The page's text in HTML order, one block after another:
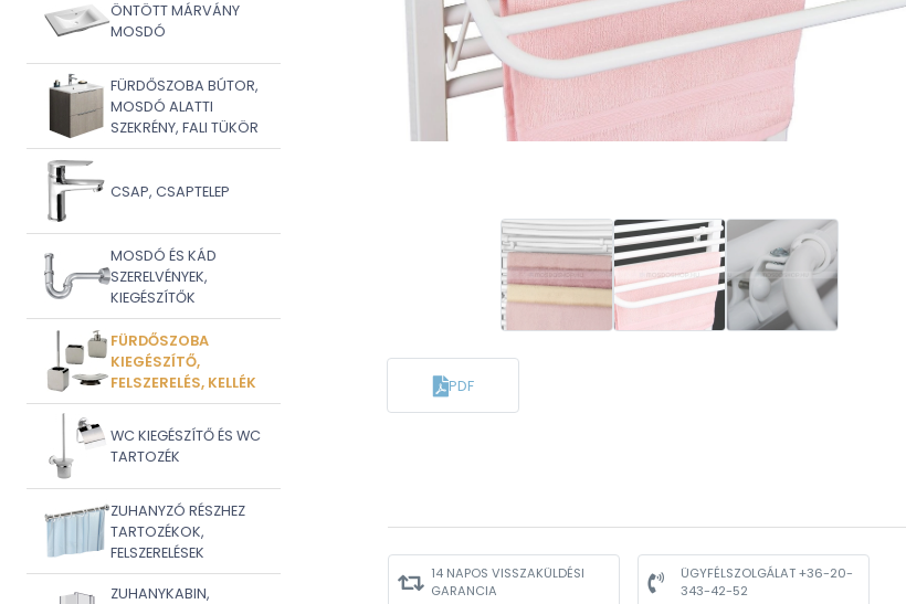
ÖNTÖTT MÁRVÁNY
MOSDÓ
FÜRDŐSZOBA BÚTOR,
MOSDÓ ALATTI
SZEKRÉNY, FALI TÜKÖR
CSAP, CSAPTELEP
MOSDÓ ÉS KÁD
SZERELVÉNYEK,
KIEGÉSZÍTŐK
FÜRDŐSZOBA
KIEGÉSZÍTŐ,
FELSZERELÉS, KELLÉK
WC KIEGÉSZÍTŐ ÉS WC
TARTOZÉK
ZUHANYZÓ RÉSZHEZ
TARTOZÉKOK,
FELSZERELÉSEK
ZUHANYKABIN,
PDF
14 NAPOS VISSZAKÜLDÉSI
GARANCIA
ÜGYFÉLSZOLGÁLAT +36-20-
343-42-52